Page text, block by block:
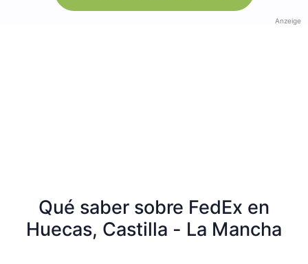
Anzeige
Qué saber sobre FedEx en
Huecas, Castilla - La Mancha